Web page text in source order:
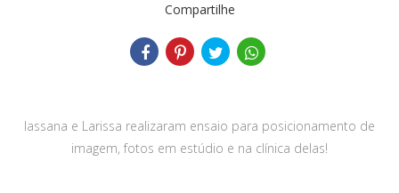
Compartilhe
Iassana e Larissa realizaram ensaio para posicionamento de
imagem, fotos em estúdio e na clínica delas!